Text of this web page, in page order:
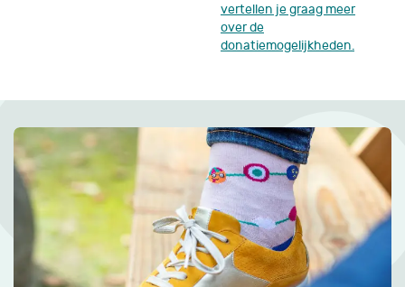
vertellen je graag meer
over de
donatiemogelijkheden.